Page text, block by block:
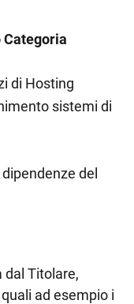
Categoria
di Hosting
sistemi di
del
Titolare,
ad esempio i